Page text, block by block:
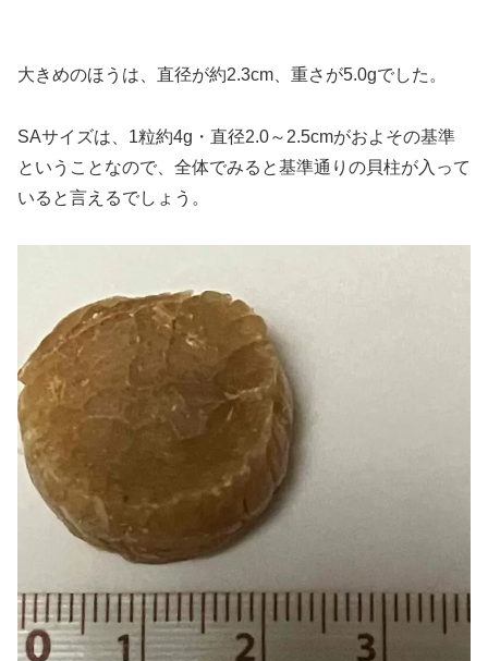
大きめのほうは、直径が約2.3cm、重さが5.0gでした。
SAサイズは、1粒約4g・直径2.0～2.5cmがおよその基準
ということなので、全体でみると基準通りの貝柱が入って
いると言えるでしょう。